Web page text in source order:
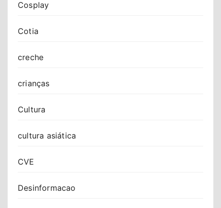
Cosplay
Cotia
creche
crianças
Cultura
cultura asiática
CVE
Desinformacao